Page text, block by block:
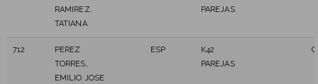
RAMIREZ,
TATIANA
PAREJAS
712
PEREZ
TORRES,
EMILIO JOSE
ESP
K42
PAREJAS